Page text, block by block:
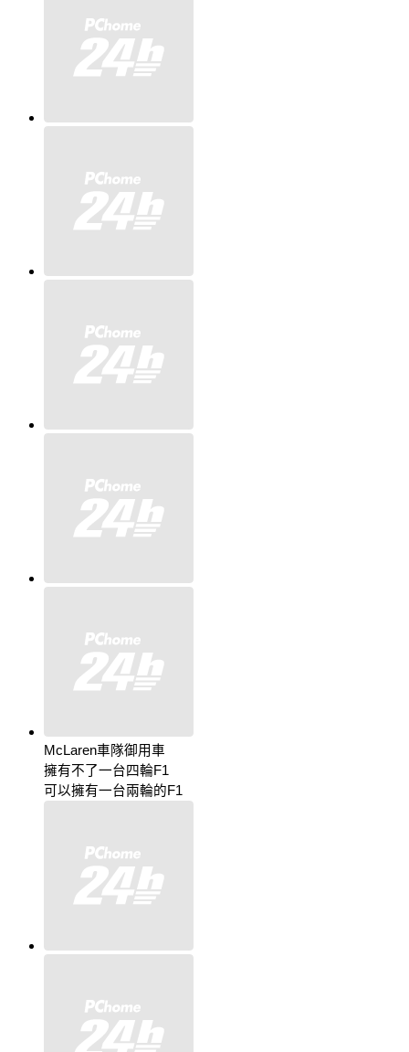
McLaren車隊御用車
擁有不了一台四輪F1
可以擁有一台兩輪的F1